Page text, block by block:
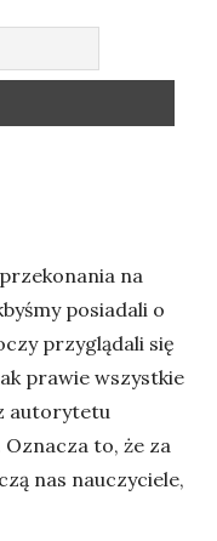
na
posiadali o
przyglądali się
prawie wszystkie
autorytetu
to, że za
nas nauczyciele,